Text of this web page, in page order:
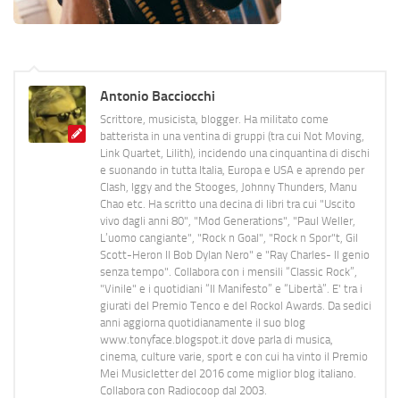
Antonio Bacciocchi
Scrittore, musicista, blogger. Ha militato come
batterista in una ventina di gruppi (tra cui Not Moving,
Link Quartet, Lilith), incidendo una cinquantina di dischi
e suonando in tutta Italia, Europa e USA e aprendo per
Clash, Iggy and the Stooges, Johnny Thunders, Manu
Chao etc. Ha scritto una decina di libri tra cui "Uscito
vivo dagli anni 80", "Mod Generations", "Paul Weller,
L’uomo cangiante", "Rock n Goal", "Rock n Spor"t, Gil
Scott-Heron Il Bob Dylan Nero" e "Ray Charles- Il genio
senza tempo". Collabora con i mensili “Classic Rock”,
"Vinile" e i quotidiani “Il Manifesto” e “Libertà”. E' tra i
giurati del Premio Tenco e del Rockol Awards. Da sedici
anni aggiorna quotidianamente il suo blog
www.tonyface.blogspot.it dove parla di musica,
cinema, culture varie, sport e con cui ha vinto il Premio
Mei Musicletter del 2016 come miglior blog italiano.
Collabora con Radiocoop dal 2003.